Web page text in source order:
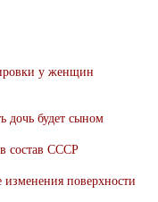
у женщин
дочь будет сыном
состав СССР
поверхности